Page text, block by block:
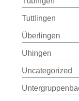
Tuttlingen
Überlingen
Uhingen
Uncategorized